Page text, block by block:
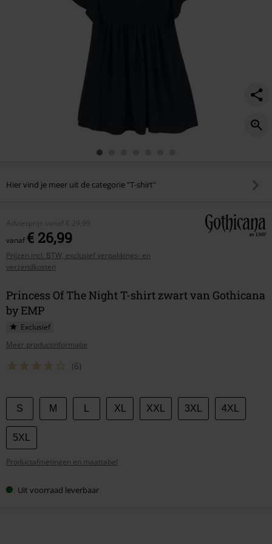
Hier vind je meer uit de categorie "T-shirt"
Adviesprijs vanaf € 29,99
vanaf€ 26,99
Prijzen incl. BTW, exclusief verpakkings- en
verzendkosten
Princess Of The Night T-shirt zwart van Gothicana
by EMP
Exclusief
Meer productinformatie
(6)
Kies
je
maat
S M XL XXL 3XL 4XL
5XL
Productafmetingen en maattabel
Uit voorraad leverbaar